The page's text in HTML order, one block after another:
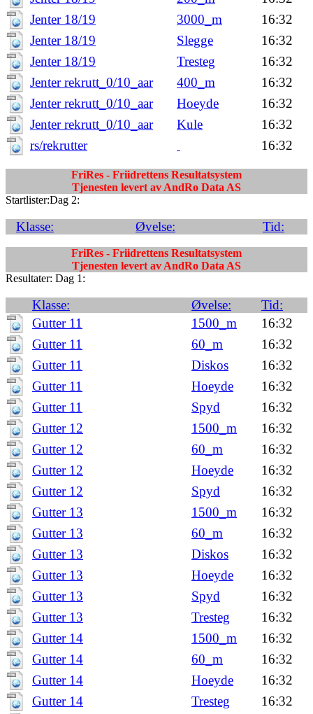
Jenter 18/19
3000_m
16:32
Jenter 18/19
Slegge
16:32
Jenter 18/19
Tresteg
16:32
Jenter rekrutt_0/10_aar
400_m
16:32
Jenter rekrutt_0/10_aar
Hoeyde
16:32
Jenter rekrutt_0/10_aar
Kule
16:32
rs/rekrutter
16:32
FriRes - Friidrettens Resultatsystem
Tjenesten levert av AndRo Data AS
Startlister:Dag 2:
Klasse: Øvelse: Tid:
FriRes - Friidrettens Resultatsystem
Tjenesten levert av AndRo Data AS
Resultater: Dag 1:
Klasse: Øvelse:
Tid:
Gutter 11
1500_m
16:32
Gutter 11
60_m
16:32
Gutter 11
Diskos
16:32
Gutter 11
Hoeyde
16:32
Gutter 11
Spyd
16:32
Gutter 12
1500_m
16:32
Gutter 12
60_m
16:32
Gutter 12
Hoeyde
16:32
Gutter 12
Spyd
16:32
Gutter 13
1500_m
16:32
Gutter 13
60_m
16:32
Gutter 13
Diskos
16:32
Gutter 13
Hoeyde
16:32
Gutter 13
Spyd
16:32
Gutter 13
Tresteg
16:32
Gutter 14
1500_m
16:32
Gutter 14
60_m
16:32
Gutter 14
Hoeyde
16:32
Gutter 14
Tresteg
16:32